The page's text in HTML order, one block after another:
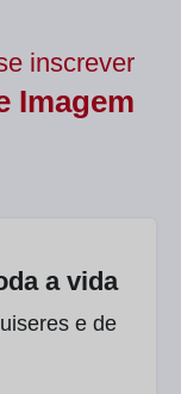
inscrever
Imagem
a vida
e de